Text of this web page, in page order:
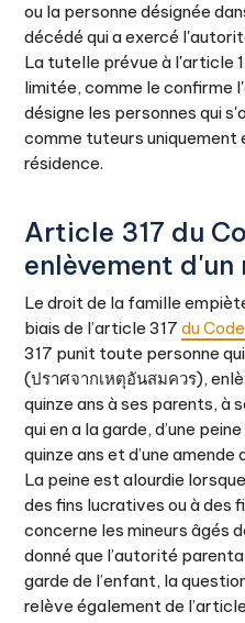
ou la personne désignée
décédé qui a exercé
La tutelle prévue à l'article
limitée, comme le confirme
désigne les personnes qui
comme tuteurs uniquement
résidence.
Article 317 du
enlèvement d'un
Le droit de la famille
biais de l’article 317du
317 punit toute personne
(ปราศจากเหตุอันสมควร),
quinze ans à ses parents, à
qui en a la garde, d’une
quinze ans et d’une
La peine est alourdie
des fins lucratives ou à des
concerne les mineurs âgés
donné que l’autorité
garde de l’enfant, la
relève également de